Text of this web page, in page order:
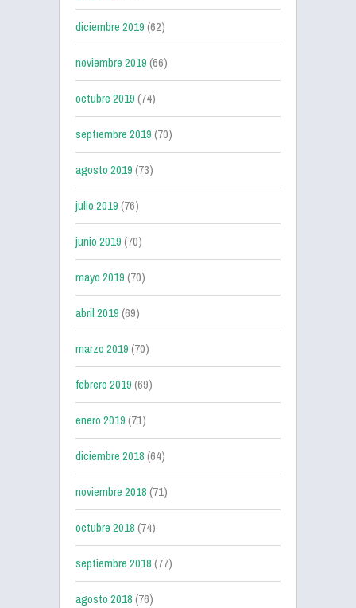
diciembre 2019(62)
noviembre 2019(66)
octubre 2019(74)
septiembre 2019(70)
agosto 2019(73)
julio 2019(76)
junio 2019(70)
mayo 2019(70)
abril 2019(69)
marzo 2019(70)
febrero 2019(69)
enero 2019(71)
diciembre 2018(64)
noviembre 2018(71)
octubre 2018(74)
septiembre 2018(77)
agosto 2018(76)